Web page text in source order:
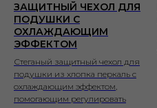
ЗАЩИТНЫЙ ЧЕХОЛ ДЛЯ
ПОДУШКИ С
ОХЛАЖДАЮЩИМ
ЭФФЕКТОМ
Стеганый защитный чехол для
подушки из хлопка перкаль с
охлаждающим эффектом,
помогающим регулировать